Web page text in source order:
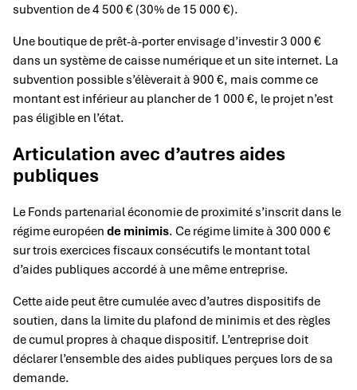
subvention de 4 500 € (30% de 15 000 €).
Une boutique de prêt-à-porter envisage d’investir 3 000 €
dans un système de caisse numérique et un site internet. La
subvention possible s’élèverait à 900 €, mais comme ce
montant est inférieur au plancher de 1 000 €, le projet n’est
pas éligible en l’état.
Articulation avec d’autres aides
publiques
Le Fonds partenarial économie de proximité s’inscrit dans le
régime européen de minimis. Ce régime limite à 300 000 €
sur trois exercices fiscaux consécutifs le montant total
d’aides publiques accordé à une même entreprise.
Cette aide peut être cumulée avec d’autres dispositifs de
soutien, dans la limite du plafond de minimis et des règles
de cumul propres à chaque dispositif. L’entreprise doit
déclarer l’ensemble des aides publiques perçues lors de sa
demande.